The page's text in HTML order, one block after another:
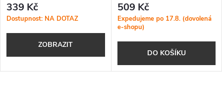
339 Kč
Dostupnost: NA DOTAZ
ZOBRAZIT
509 Kč
Expedujeme po 17.8. (dovolená
e-shopu)
DO KOŠÍKU